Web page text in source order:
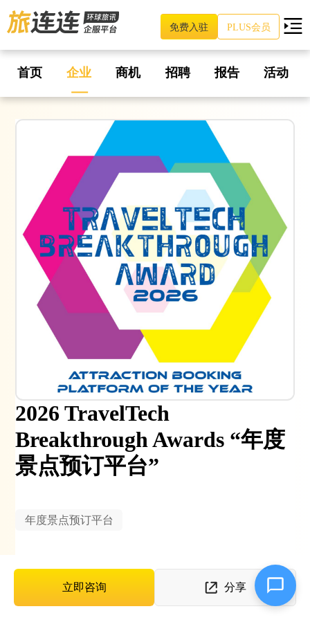
免费入驻 PLUS会员
首页 企业 商机 招聘 报告 活动
2026 TravelTech
Breakthrough Awards “年度
景点预订平台”
年度景点预订平台
立即咨询 分享